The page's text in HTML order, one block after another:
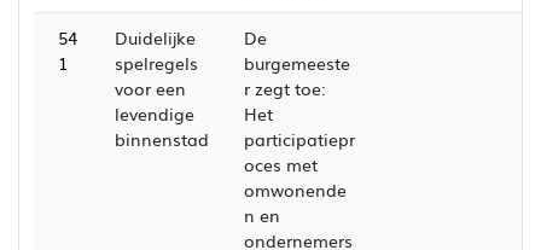
54
1
Duidelijke
spelregels
voor een
levendige
binnenstad
De
burgemeeste
r zegt toe:
Het
participatiepr
oces met
omwonende
n en
ondernemers